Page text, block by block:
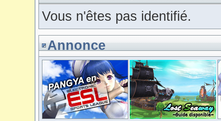
Vous n'êtes pas identifié.
Annonce